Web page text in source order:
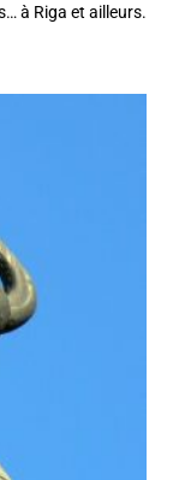
à Riga et ailleurs.